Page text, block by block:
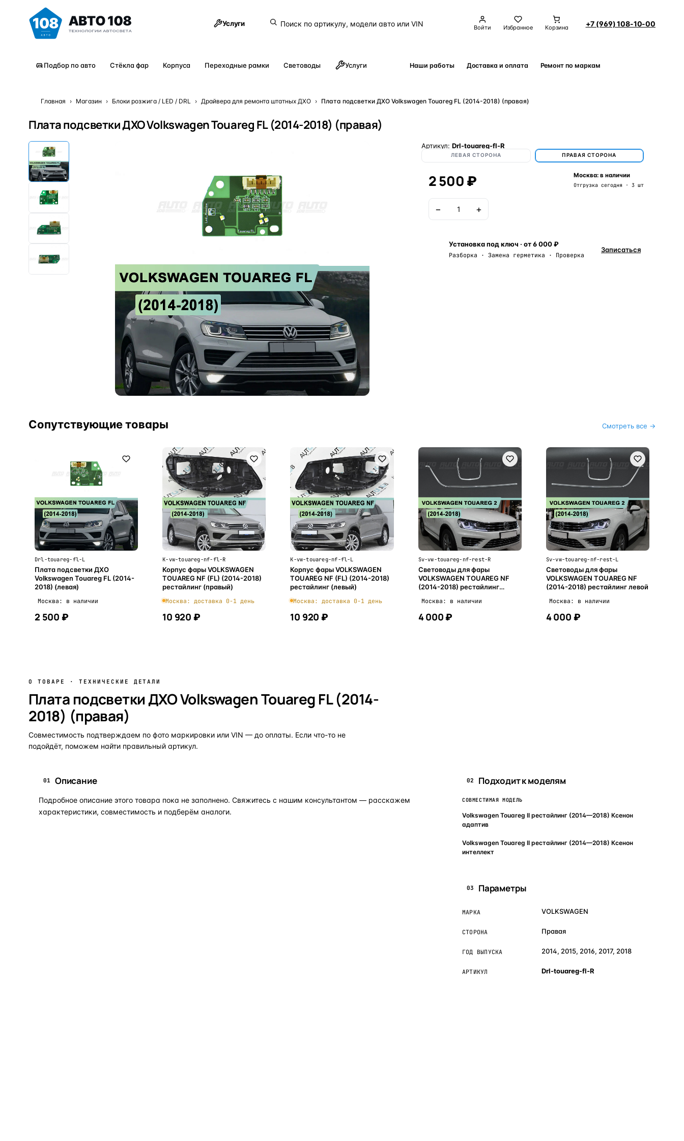
Услуги Войти Избранное Корзина +7 (969) 108-10-00
Подбор по авто Стёкла фар Корпуса Переходные рамки Световоды Услуги Наши работы Доставка и оплата Ремонт по маркам
Главная › Магазин › Блоки розжига / LED / DRL › Драйвера для ремонта штатных ДХО › Плата подсветки ДХО Volkswagen Touareg FL (2014-2018) (правая)
Плата подсветки ДХО Volkswagen Touareg FL (2014-2018) (правая)
Артикул: Drl-touareg-fl-R
ЛЕВАЯ СТОРОНА ПРАВАЯ СТОРОНА
2 500 ₽ Москва: в наличии
Отгрузка сегодня · 3 шт
− +
Установка под ключ · от 6 000 ₽
Разборка · Замена герметика · Проверка
Записаться
Сопутствующие товары Смотреть все →
Drl-touareg-fl-L
Плата подсветки ДХО
Volkswagen Touareg FL (2014-
2018) (левая)
Москва: в наличии
2 500 ₽
K-vw-touareg-nf-fl-R
Корпус фары VOLKSWAGEN
TOUAREG NF (FL) (2014-2018)
рестайлинг (правый)
Москва: доставка 0-1 день
10 920 ₽
K-vw-touareg-nf-fl-L
Корпус фары VOLKSWAGEN
TOUAREG NF (FL) (2014-2018)
рестайлинг (левый)
Москва: доставка 0-1 день
10 920 ₽
Sv-vw-touareg-nf-rest-R
Световоды для фары
VOLKSWAGEN TOUAREG NF
(2014-2018) рестайлинг
Москва: в наличии
4 000 ₽
Sv-vw-touareg-nf-rest-L
Световоды для фары
VOLKSWAGEN TOUAREG NF
(2014-2018) рестайлинг левой
Москва: в наличии
4 000 ₽
О ТОВАРЕ · ТЕХНИЧЕСКИЕ ДЕТАЛИ
Плата подсветки ДХО Volkswagen Touareg FL (2014-
2018) (правая)
Совместимость подтверждаем по фото маркировки или VIN — до оплаты. Если что-то не
подойдёт, поможем найти правильный артикул.
01 Описание
Подробное описание этого товара пока не заполнено. Свяжитесь с нашим консультантом — расскажем
характеристики, совместимость и подберём аналоги.
02 Подходит к моделям
СОВМЕСТИМАЯ МОДЕЛЬ
Volkswagen Touareg II рестайлинг (2014—2018) Ксенон
адаптив
Volkswagen Touareg II рестайлинг (2014—2018) Ксенон
интеллект
03 Параметры
МАРКА VOLKSWAGEN
СТОРОНА Правая
ГОД ВЫПУСКА 2014, 2015, 2016, 2017, 2018
АРТИКУЛ Drl-touareg-fl-R